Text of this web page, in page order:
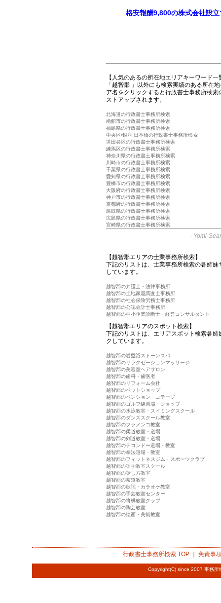
格安報酬9,800の株式会社設
【人気のあるの所在地エリアキーワード一
「越智郡 」以外にも検索実績のある所在
ア名をクリックすると行政書士事務所検
ストアップされます。
北海道の行政書士事務所検索
函館市の行政書士事務所検索
福島県の行政書士事務所検索
中央区/銀座,日本橋の行政書士事務所検索
世田谷区の行政書士事務所検索
練馬区の行政書士事務所検索
神奈川県の行政書士事務所検索
川崎市の行政書士事務所検索
千葉県の行政書士事務所検索
愛知県の行政書士事務所検索
豊橋市の行政書士事務所検索
大阪府の行政書士事務所検索
神戸市の行政書士事務所検索
京都府の行政書士事務所検索
鳥取県の行政書士事務所検索
広島県の行政書士事務所検索
宮崎県の行政書士事務所検索
- Yomi-
【越智郡エリアの士業事務所検索】
下記のリストは、士業事務所検索の各姉
しています。
越智郡の弁護士・法律事務所
越智郡の土地家屋調査士事務所
越智郡の社会保険労務士事務所
越智郡の公認会計士事務所
越智郡の中小企業診断士・経営コンサルタント
【越智郡エリアのスポット検索】
下記のリストは、エリアスポット検索各
クしています。
越智郡の岩盤浴ストーンスパ
越智郡のリラクゼーションマッサージ
越智郡の美容室ヘアサロン
越智郡の歯科・歯医者
越智郡のリフォーム会社
越智郡のペットショップ
越智郡のペンション・コテージ
越智郡のゴルフ練習場・ショップ
越智郡の水泳教室・スイミングスクール
越智郡のダンススクール教室
越智郡のフラメンコ教室
越智郡の柔道教室・道場
越智郡の剣道教室・道場
越智郡のテコンドー道場・教室
越智郡の拳法道場・教室
越智郡のフィットネスジム・スポーツクラブ
越智郡の語学教室スクール
越智郡の話し方教室
越智郡の茶道教室
越智郡の歌謡・カラオケ教室
越智郡の手芸教室センター
越智郡の将棋教室クラブ
越智郡の陶芸教室
越智郡の絵画・美術教室
行政書士事務所検索TOP ｜ 免責事
Copyright(C) since 2007 事務所